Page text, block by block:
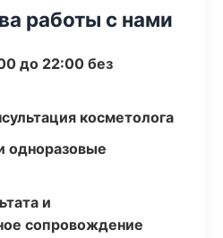
работы с нами
до 22:00 без
косметолога
одноразовые
и
сопровождение